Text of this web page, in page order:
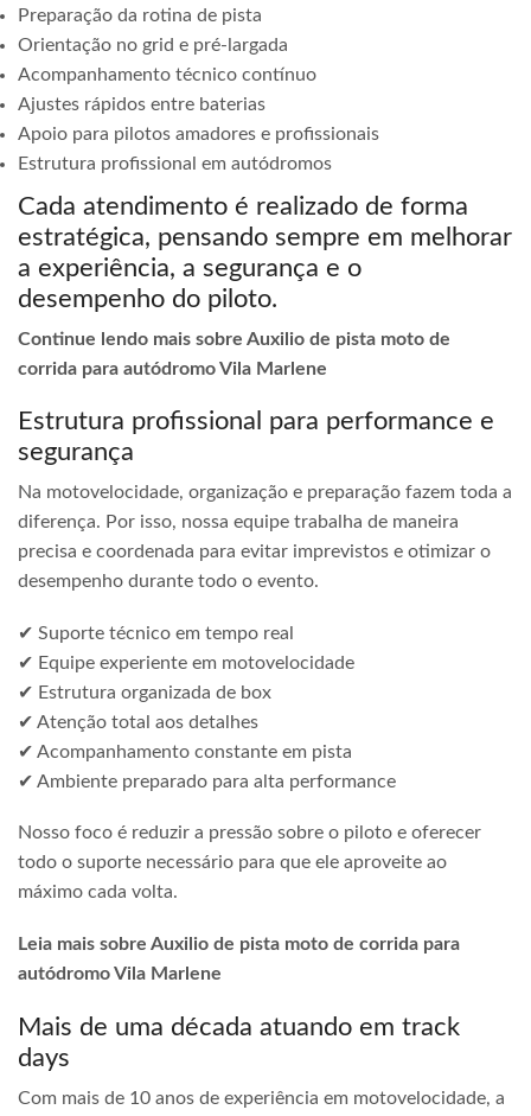
Preparação da rotina de pista
Orientação no grid e pré-largada
Acompanhamento técnico contínuo
Ajustes rápidos entre baterias
Apoio para pilotos amadores e profissionais
Estrutura profissional em autódromos
Cada atendimento é realizado de forma
estratégica, pensando sempre em melhorar
a experiência, a segurança e o
desempenho do piloto.
Continue lendo mais sobre Auxilio de pista moto de
corrida para autódromo Vila Marlene
Estrutura profissional para performance e
segurança
Na motovelocidade, organização e preparação fazem toda a
diferença. Por isso, nossa equipe trabalha de maneira
precisa e coordenada para evitar imprevistos e otimizar o
desempenho durante todo o evento.
✔ Suporte técnico em tempo real
✔ Equipe experiente em motovelocidade
✔ Estrutura organizada de box
✔ Atenção total aos detalhes
✔ Acompanhamento constante em pista
✔ Ambiente preparado para alta performance
Nosso foco é reduzir a pressão sobre o piloto e oferecer
todo o suporte necessário para que ele aproveite ao
máximo cada volta.
Leia mais sobre Auxilio de pista moto de corrida para
autódromo Vila Marlene
Mais de uma década atuando em track
days
Com mais de 10 anos de experiência em motovelocidade, a